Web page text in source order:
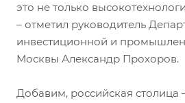
это не только
– отметил руководитель
инвестиционной и
Москвы Александр Прохоров.
Добавим, российская столица